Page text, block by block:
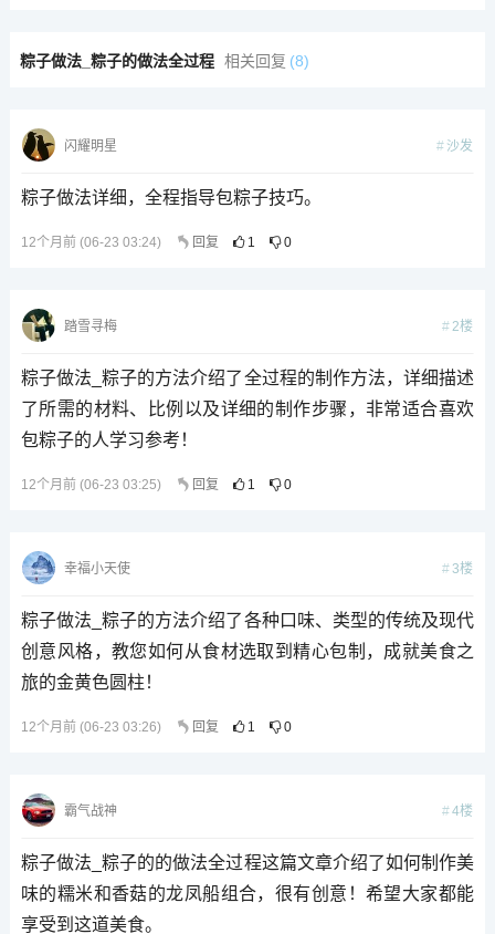
粽子做法_粽子的做法全过程 相关回复 (8)
闪耀明星 沙发
粽子做法详细，全程指导包粽子技巧。
12个月前 (06-23 03:24) 回复 1 0
踏雪寻梅 2楼
粽子做法_粽子的方法介绍了全过程的制作方法，详细描述
了所需的材料、比例以及详细的制作步骤，非常适合喜欢
包粽子的人学习参考！
12个月前 (06-23 03:25) 回复 1 0
幸福小天使 3楼
粽子做法_粽子的方法介绍了各种口味、类型的传统及现代
创意风格，教您如何从食材选取到精心包制，成就美食之
旅的金黄色圆柱！
12个月前 (06-23 03:26) 回复 1 0
霸气战神 4楼
粽子做法_粽子的的做法全过程这篇文章介绍了如何制作美
味的糯米和香菇的龙凤船组合，很有创意！希望大家都能
享受到这道美食。